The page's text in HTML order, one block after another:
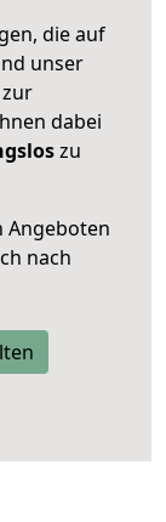
die auf
unser
dabei
zu
Angeboten
nach